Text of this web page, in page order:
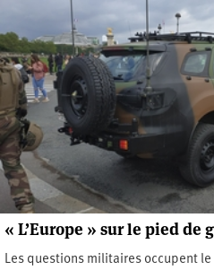
« L’Europe » sur le pied de
Les questions militaires occupent